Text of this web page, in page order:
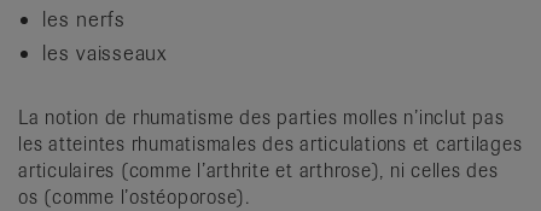
les nerfs
les vaisseaux
La notion de rhumatisme des parties molles n’inclut pas
les atteintes rhumatismales des articulations et cartilages
articulaires (comme l’arthrite et arthrose), ni celles des
os (comme l’ostéoporose).